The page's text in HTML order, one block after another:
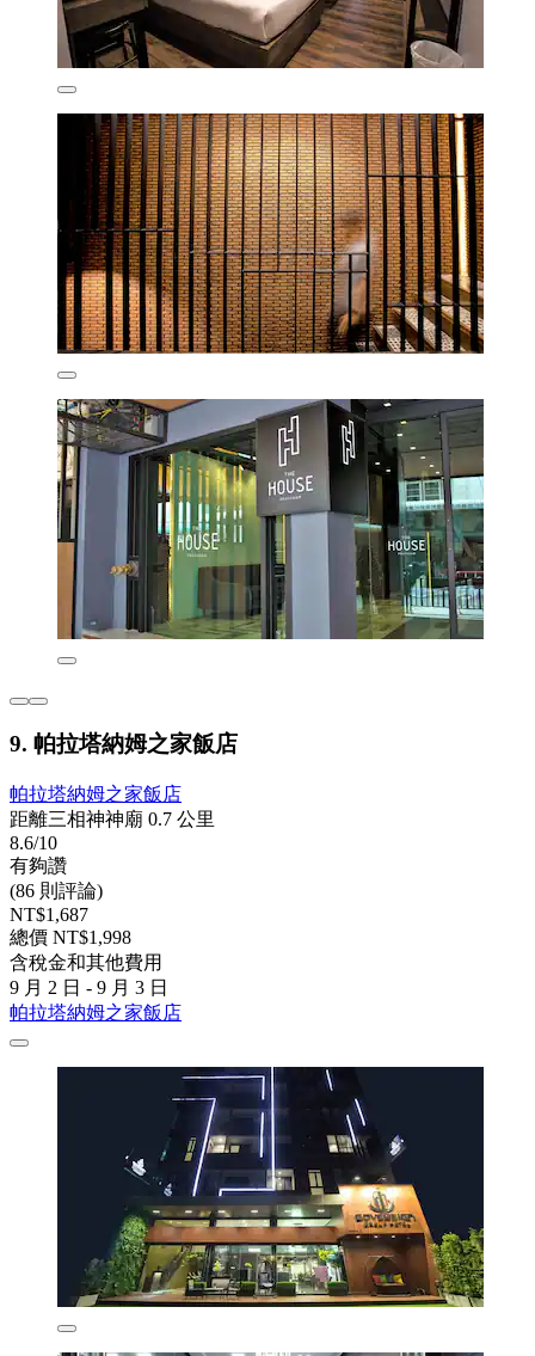
9. 帕拉塔納姆之家飯店
帕拉塔納姆之家飯店
距離三相神神廟 0.7 公里
8.6/10
有夠讚
(86 則評論)
NT$1,687
總價 NT$1,998
含稅金和其他費用
9 月 2 日 - 9 月 3 日
帕拉塔納姆之家飯店